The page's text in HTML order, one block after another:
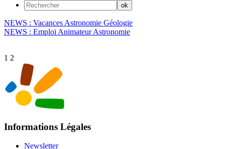
NEWS : Vacances Astronomie Géologie
NEWS : Emploi Animateur Astronomie
1 2
Informations Légales
Newsletter